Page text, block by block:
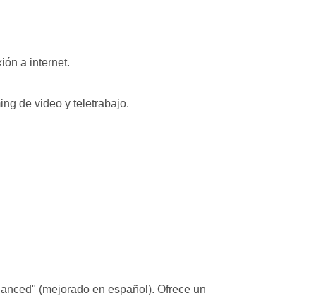
a internet.
de video y teletrabajo.
(mejorado en español). Ofrece un